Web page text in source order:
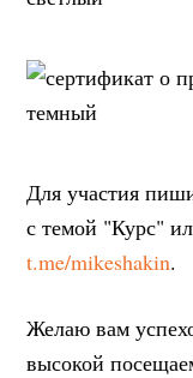
Для участия
с темой "Курс"
t.me/mikeshakin.
Желаю вам
высокой